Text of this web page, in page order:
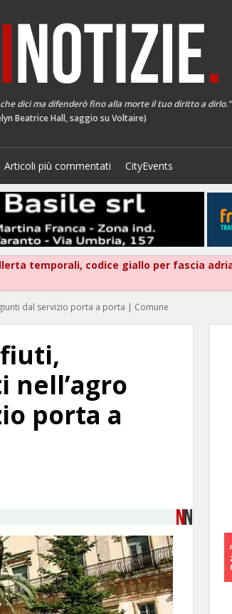
dici ma difenderò fino alla morte il tuo diritto a dirlo.”
Beatrice Hall, saggio su Voltaire)
Articoli più commentati CityEvents
temporali, codice giallo per fascia
dal servizio porta a porta | Comune
nell’agro
porta a